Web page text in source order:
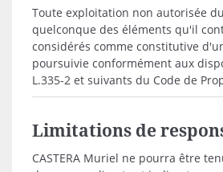
Toute exploitation non autorisée
quelconque des éléments qu'il
considérés comme constitutive
poursuivie conformément aux
L.335-2 et suivants du Code de
Limitations de
CASTERA Muriel ne pourra être